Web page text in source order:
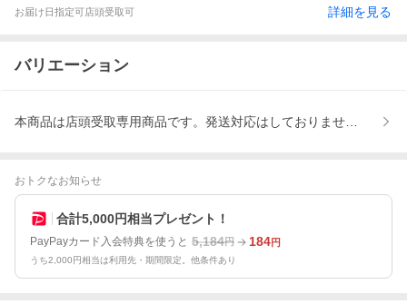
お届け日指定可 店頭受取可 詳細を見る
バリエーション
本商品は店頭受取専用商品です。発送対応はしておりません、商
おトクなお知らせ
合計5,000円相当プレゼント！
PayPayカード入会特典を使うと 5,184円 184円
うち2,000円相当は利用先・期間限定。他条件あり